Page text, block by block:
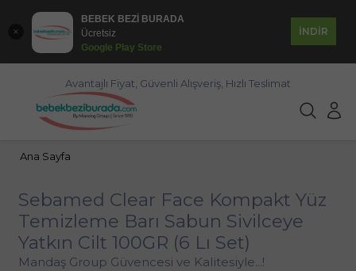
BEBEK BEZİ BURADA
Ücretsiz
Google Play Store
İNDİR
Avantajlı Fiyat, Güvenli Alışveriş, Hızlı Teslimat
Ana Sayfa
Sebamed Clear Face Kompakt Yüz
Temizleme Barı Sabun Sivilceye
Yatkın Cilt 100GR (6 Lı Set)
Mandaş Group Güvencesi ve Kalitesiyle...!